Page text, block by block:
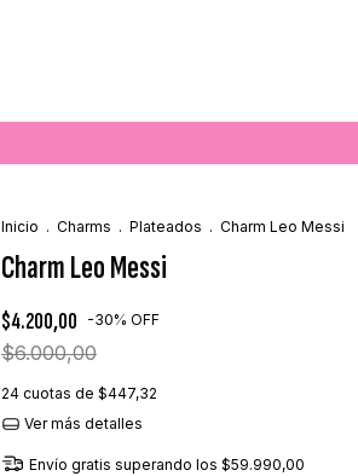
Inicio . Charms . Plateados . Charm Leo Messi
Charm Leo Messi
$4.200,00 -30% OFF
$6.000,00
24 cuotas de $447,32
Ver más detalles
Envío gratis superando los $59.990,00